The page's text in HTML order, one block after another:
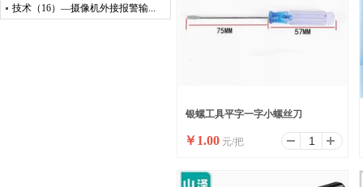
技术（16）—摄像机外接报警输...
银螺工具平字一字小螺丝刀
￥1.00 元/把